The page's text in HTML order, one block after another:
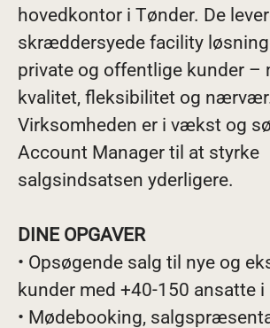
hovedkontor i Tønder. De
skræddersyede facility
private og offentlige kunder –
kvalitet, fleksibilitet og
Virksomheden er i vækst og
Account Manager til at styrke
salgsindsatsen yderligere.
DINE OPGAVER
• Opsøgende salg til nye og
kunder med +40-150 ansatte
• Mødebooking,